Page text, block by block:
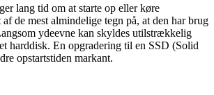
lang tid om at starte op eller køre
af de mest almindelige tegn på, at den har brug
ydeevne kan skyldes utilstrækkelig
harddisk. En opgradering til en SSD (Solid
opstartstiden markant.